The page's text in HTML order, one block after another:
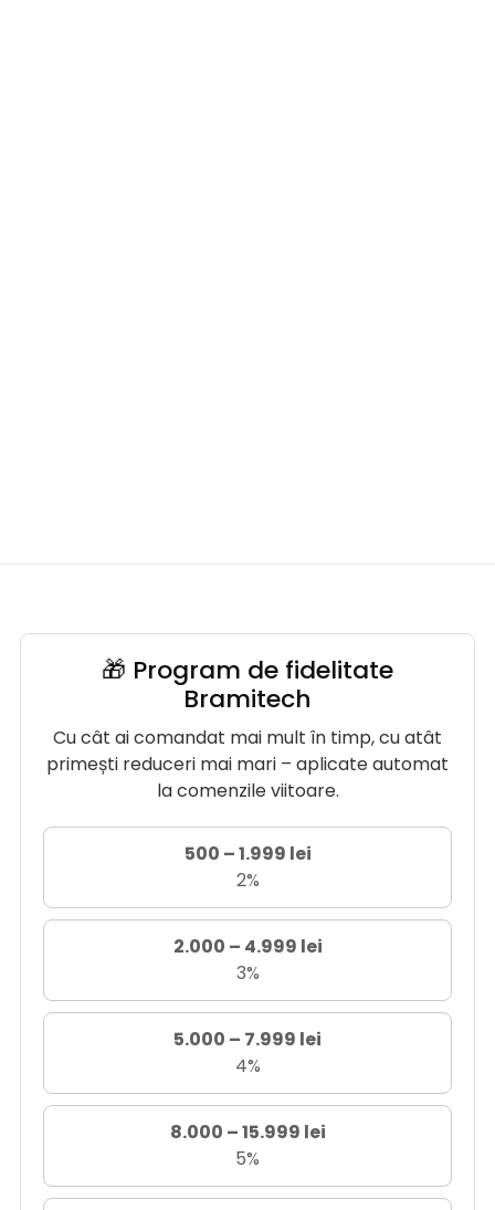
🎁 Program de fidelitate
Bramitech
Cu cât ai comandat mai mult în timp, cu atât
primești reduceri mai mari – aplicate automat
la comenzile viitoare.
500 – 1.999 lei
2%
2.000 – 4.999 lei
3%
5.000 – 7.999 lei
4%
8.000 – 15.999 lei
5%